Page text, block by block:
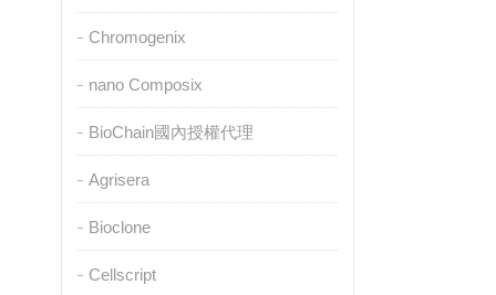
Chromogenix
nano Composix
BioChain國內授權代理
Agrisera
Bioclone
Cellscript